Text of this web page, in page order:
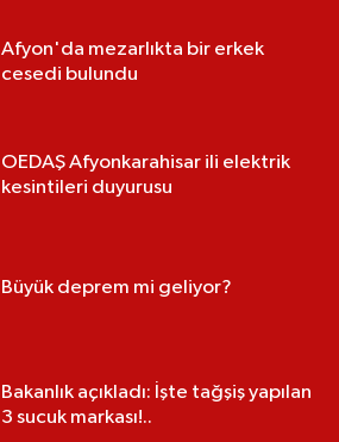
Afyon'da mezarlıkta bir erkek
cesedi bulundu
OEDAŞ Afyonkarahisar ili elektrik
kesintileri duyurusu
Büyük deprem mi geliyor?
Bakanlık açıkladı: İşte tağşiş yapılan
3 sucuk markası!..